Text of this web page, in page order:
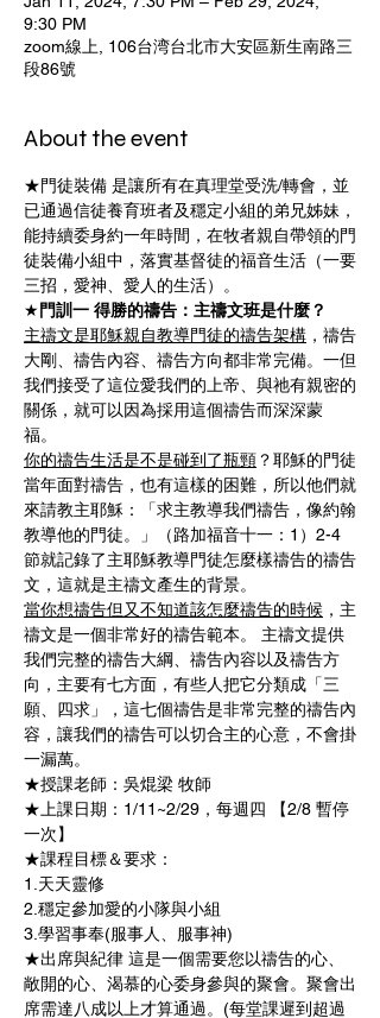
9:30 PM
zoom線上, 106台湾台北市大安區新生南路三
段86號
About the event
★門徒裝備 是讓所有在真理堂受洗/轉會，並
已通過信徒養育班者及穩定小組的弟兄姊妹，
能持續委身約一年時間，在牧者親自帶領的門
徒裝備小組中，落實基督徒的福音生活（一要
三招，愛神、愛人的生活）。
★門訓一 得勝的禱告：主禱文班是什麼？
主禱文是耶穌親自教導門徒的禱告架構 ，禱告
大剛、禱告內容、禱告方向都非常完備。一但
我們接受了這位愛我們的上帝、與祂有親密的
關係，就可以因為採用這個禱告而深深蒙
福。
你的禱告生活是不是碰到了瓶頸 ？耶穌的門徒
當年面對禱告，也有這樣的困難，所以他們就
來請教主耶穌：「求主教導我們禱告，像約翰
教導他的門徒。」（路加福音十一：1）2-4
節就記錄了主耶穌教導門徒怎麼樣禱告的禱告
文，這就是主禱文產生的背景。
當你想禱告但又不知道該怎麼禱告的時候 ，主
禱文是一個非常好的禱告範本。 主禱文提供
我們完整的禱告大綱、禱告內容以及禱告方
向，主要有七方面，有些人把它分類成「三
願、四求」，這七個禱告是非常完整的禱告內
容，讓我們的禱告可以切合主的心意，不會掛
一漏萬。
★授課老師：吳焜梁 牧師
★上課日期：1/11~2/29，每週四 【2/8 暫停
一次】
★課程目標＆要求：
1.天天靈修
2.穩定參加愛的小隊與小組
3.學習事奉(服事人、服事神)
★出席與紀律 這是一個需要您以禱告的心、
敞開的心、渴慕的心委身參與的聚會。聚會出
席需達八成以上才算通過。(每堂課遲到超過